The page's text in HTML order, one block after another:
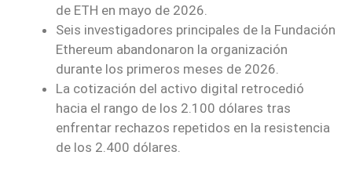
de ETH en mayo de 2026.
Seis investigadores principales de la Fundación
Ethereum abandonaron la organización
durante los primeros meses de 2026.
La cotización del activo digital retrocedió
hacia el rango de los 2.100 dólares tras
enfrentar rechazos repetidos en la resistencia
de los 2.400 dólares.